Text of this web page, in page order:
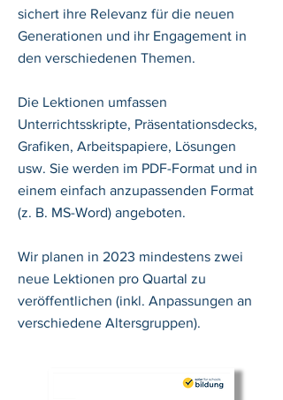
sichert ihre Relevanz für die neuen
Generationen und ihr Engagement in
den verschiedenen Themen.
Die Lektionen umfassen
Unterrichtsskripte, Präsentationsdecks,
Grafiken, Arbeitspapiere, Lösungen
usw. Sie werden im PDF-Format und in
einem einfach anzupassenden Format
(z. B. MS-Word) angeboten.
Wir planen in 2023 mindestens zwei
neue Lektionen pro Quartal zu
veröffentlichen (inkl. Anpassungen an
verschiedene Altersgruppen).